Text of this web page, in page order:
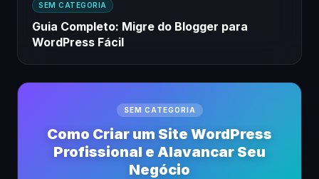
SEM CATEGORIA
Guia Completo: Migre do Blogger para
WordPress Fácil
SEM CATEGORIA
Como Criar um Site WordPress
Profissional e Alavancar Seu
Negócio